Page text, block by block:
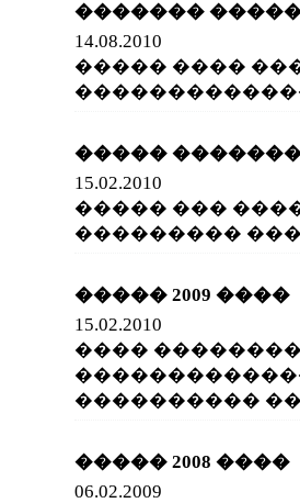
�������
14.08.2010
����� ����
�����
15.02.2010
����� ���
���������
����� 2009 ����
15.02.2010
����
���������� ��
����� 2008 ����
06.02.2009